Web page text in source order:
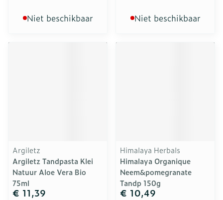
Niet beschikbaar Niet beschikbaar
Argiletz
Argiletz Tandpasta Klei
Natuur Aloe Vera Bio
75ml
€ 11,39
Himalaya Herbals
Himalaya Organique
Neem&pomegranate
Tandp 150g
€ 10,49